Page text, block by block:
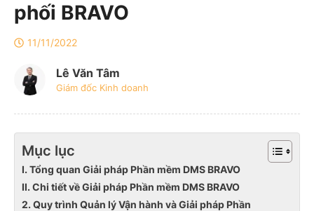
phối BRAVO
11/11/2022
Lê Văn Tâm
Giám đốc Kinh doanh
Mục lục
I. Tổng quan Giải pháp Phần mềm DMS BRAVO
II. Chi tiết về Giải pháp Phần mềm DMS BRAVO
2. Quy trình Quản lý Vận hành và Giải pháp Phần